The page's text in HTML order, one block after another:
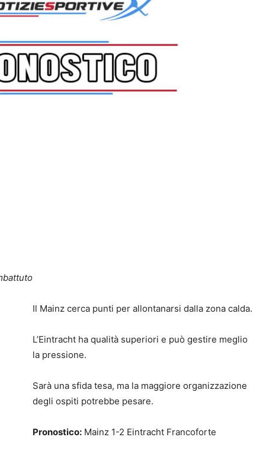
Il Mainz cerca punti per allontanarsi dalla zona calda.
L’Eintracht ha qualità superiori e può gestire meglio
la pressione.
Sarà una sfida tesa, ma la maggiore organizzazione
degli ospiti potrebbe pesare.
Pronostico: Mainz 1-2 Eintracht Francoforte